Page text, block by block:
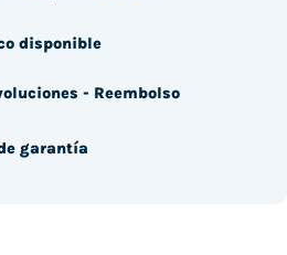
disponible
- Reembolso
garantía